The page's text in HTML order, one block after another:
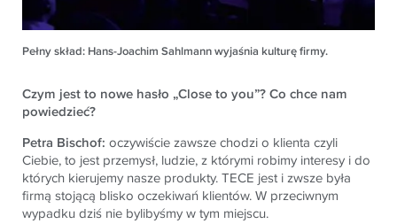
Pełny skład: Hans-Joachim Sahlmann wyjaśnia kulturę firmy.
Czym jest to nowe hasło „Close to you”? Co chce nam
powiedzieć?
Petra Bischof: oczywiście zawsze chodzi o klienta czyli
Ciebie, to jest przemysł, ludzie, z którymi robimy interesy i do
których kierujemy nasze produkty. TECE jest i zwsze była
firmą stojącą blisko oczekiwań klientów. W przeciwnym
wypadku dziś nie bylibyśmy w tym miejscu.